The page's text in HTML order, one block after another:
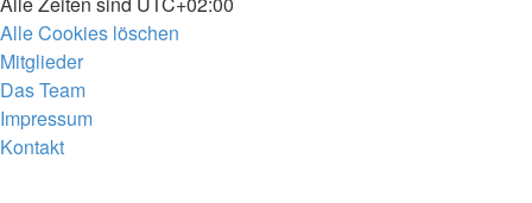
Alle Cookies löschen
Mitglieder
Das Team
Impressum
Kontakt